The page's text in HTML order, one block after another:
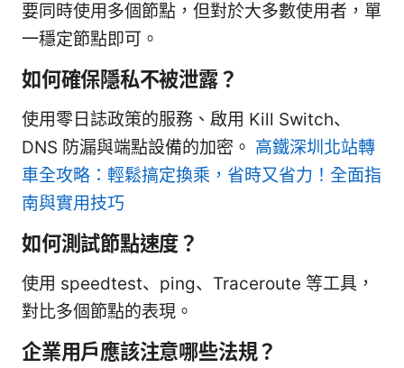
要同時使用多個節點，但對於大多數使用者，單
一穩定節點即可。
如何確保隱私不被泄露？
使用零日誌政策的服務、啟用 Kill Switch、
DNS 防漏與端點設備的加密。 高鐵深圳北站轉
車全攻略：輕鬆搞定換乘，省時又省力！全面指
南與實用技巧
如何測試節點速度？
使用 speedtest、ping、Traceroute 等工具，
對比多個節點的表現。
企業用戶應該注意哪些法規？